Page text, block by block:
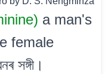
a man's
female
সঙ্গী।